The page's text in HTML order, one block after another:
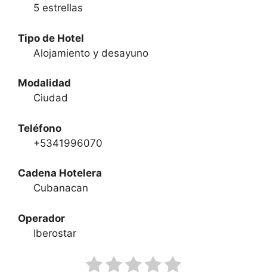
5 estrellas
Tipo de Hotel
Alojamiento y desayuno
Modalidad
Ciudad
Teléfono
+5341996070
Cadena Hotelera
Cubanacan
Operador
Iberostar